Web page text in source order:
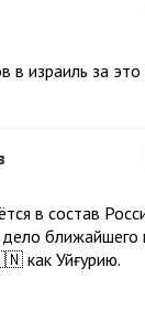
израиль за это
в состав
ближайшего
как Уйғурию.